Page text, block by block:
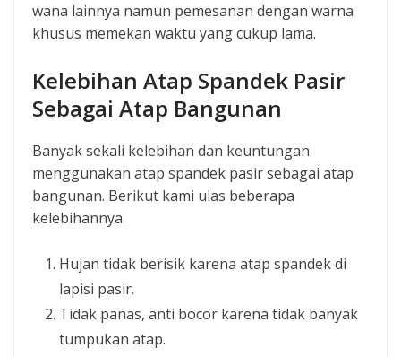
wana lainnya namun pemesanan dengan warna
khusus memekan waktu yang cukup lama.
Kelebihan Atap Spandek Pasir
Sebagai Atap Bangunan
Banyak sekali kelebihan dan keuntungan
menggunakan atap spandek pasir sebagai atap
bangunan. Berikut kami ulas beberapa
kelebihannya.
Hujan tidak berisik karena atap spandek di
lapisi pasir.
Tidak panas, anti bocor karena tidak banyak
tumpukan atap.